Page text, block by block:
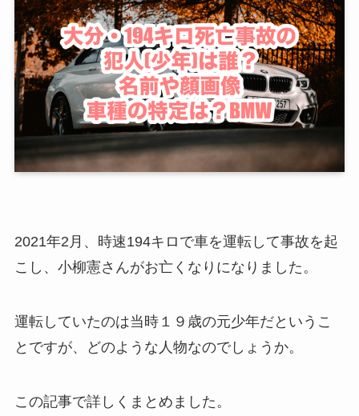
2021年2月、時速194キロで車を運転して事故を起
こし、 小柳憲さんがお亡くなりになりました。
運転していたのは当時１９歳の元少年だというこ
とですが、どのような人物なのでしょうか。
この記事で詳しくまとめました。